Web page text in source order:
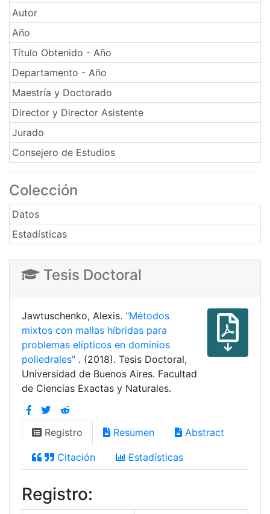
Autor
Año
Título Obtenido - Año
Departamento - Año
Maestría y Doctorado
Director y Director Asistente
Jurado
Consejero de Estudios
Colección
Datos
Estadísticas
Tesis Doctoral
Jawtuschenko, Alexis. "Métodos
mixtos con mallas híbridas para
problemas elípticos en dominios
poliedrales" . (2018). Tesis Doctoral,
Universidad de Buenos Aires. Facultad
de Ciencias Exactas y Naturales.
Registro Resumen Abstract
Citación Estadísticas
Registro: